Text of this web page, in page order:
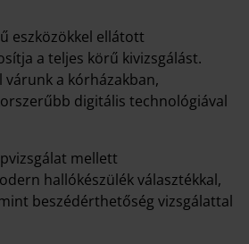
eszközökkel ellátott
a teljes körű kivizsgálást.
a kórházakban,
digitális technológiával
mellett
hallókészülék választékkal,
beszédérthetőség vizsgálattal